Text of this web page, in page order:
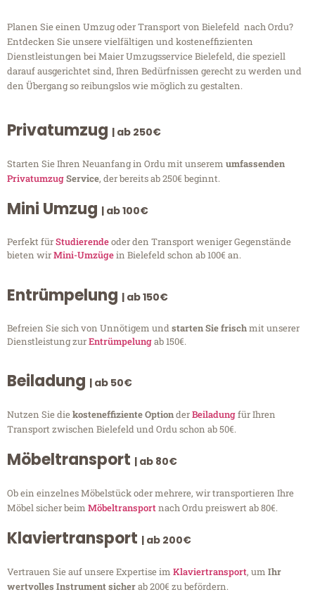
Planen Sie einen Umzug oder Transport von Bielefeld nach Ordu?
Entdecken Sie unsere vielfältigen und kosteneffizienten
Dienstleistungen bei Maier Umzugsservice Bielefeld, die speziell
darauf ausgerichtet sind, Ihren Bedürfnissen gerecht zu werden und
den Übergang so reibungslos wie möglich zu gestalten.
Privatumzug | ab 250€
Starten Sie Ihren Neuanfang in Ordu mit unserem umfassenden
PrivatumzugService, der bereits ab 250€ beginnt.
Mini Umzug | ab 100€
Perfekt fürStudierendeoder den Transport weniger Gegenstände
bieten wirMini-Umzügein Bielefeld schon ab 100€ an.
Entrümpelung | ab 150€
Befreien Sie sich von Unnötigem undstarten Sie frischmit unserer
Dienstleistung zurEntrümpelungab 150€.
Beiladung | ab 50€
Nutzen Sie diekosteneffiziente OptionderBeiladungfür Ihren
Transport zwischen Bielefeld und Ordu schon ab 50€.
Möbeltransport | ab 80€
Ob ein einzelnes Möbelstück oder mehrere, wir transportieren Ihre
Möbel sicher beim Möbeltransportnach Ordu preiswert ab 80€.
Klaviertransport | ab 200€
Vertrauen Sie auf unsere Expertise im Klaviertransport, um Ihr
wertvolles Instrument sicherab 200€ zu befördern.